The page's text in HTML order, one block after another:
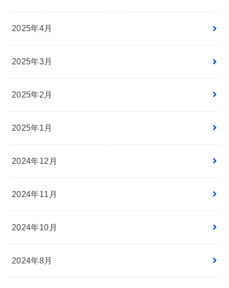
2025年4月
2025年3月
2025年2月
2025年1月
2024年12月
2024年11月
2024年10月
2024年8月